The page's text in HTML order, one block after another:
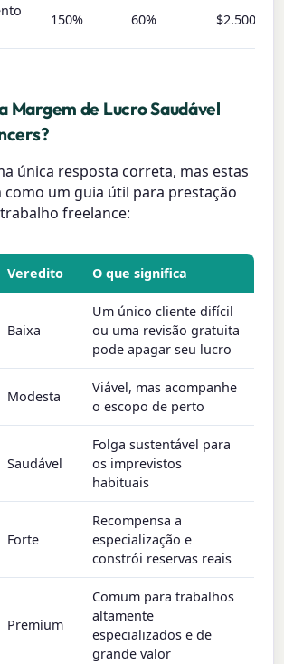
150% 60% $2.500
Margem de Lucro Saudável
única resposta correta, mas estas
como um guia útil para prestação
freelance:
Veredito O que significa
Baixa
Um único cliente difícil
ou uma revisão gratuita
pode apagar seu lucro
Modesta
Viável, mas acompanhe
o escopo de perto
Saudável
Folga sustentável para
os imprevistos
habituais
Forte
Recompensa a
especialização e
constrói reservas reais
Premium
Comum para trabalhos
altamente
especializados e de
grande valor